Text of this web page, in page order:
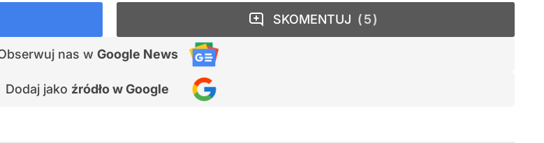
nas w Google News
Dodaj jako źródło w Google
SKOMENTUJ 5